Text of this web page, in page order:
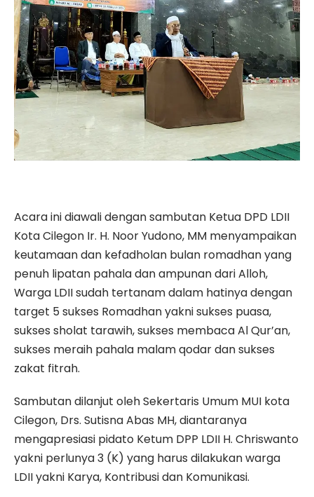
Acara ini diawali dengan sambutan Ketua DPD LDII
Kota Cilegon Ir. H. Noor Yudono, MM menyampaikan
keutamaan dan kefadholan bulan romadhan yang
penuh lipatan pahala dan ampunan dari Alloh,
Warga LDII sudah tertanam dalam hatinya dengan
target 5 sukses Romadhan yakni sukses puasa,
sukses sholat tarawih, sukses membaca Al Qur’an,
sukses meraih pahala malam qodar dan sukses
zakat fitrah.
Sambutan dilanjut oleh Sekertaris Umum MUI kota
Cilegon, Drs. Sutisna Abas MH, diantaranya
mengapresiasi pidato Ketum DPP LDII H. Chriswanto
yakni perlunya 3 (K) yang harus dilakukan warga
LDII yakni Karya, Kontribusi dan Komunikasi.